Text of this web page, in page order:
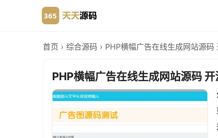
首页 › 综合源码 › PHP横幅广告在线生成网站源码
PHP横幅广告在线生成网站源码